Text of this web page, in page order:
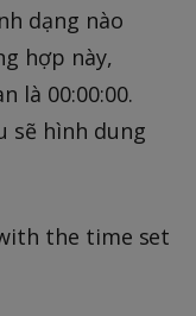
dạng nào
hợp này,
là 00:00:00.
sẽ hình dung
the time set